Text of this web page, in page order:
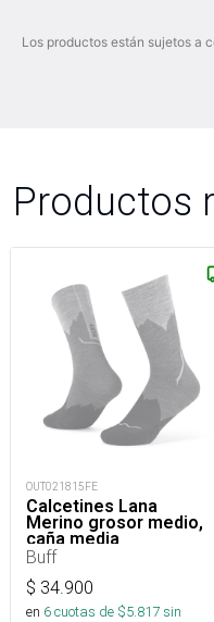
Los productos están sujetos a
Productos
OUT021815FE
Calcetines Lana
Merino grosor medio,
caña media
Buff
$ 34.900
en 6cuotas de $5.817sin